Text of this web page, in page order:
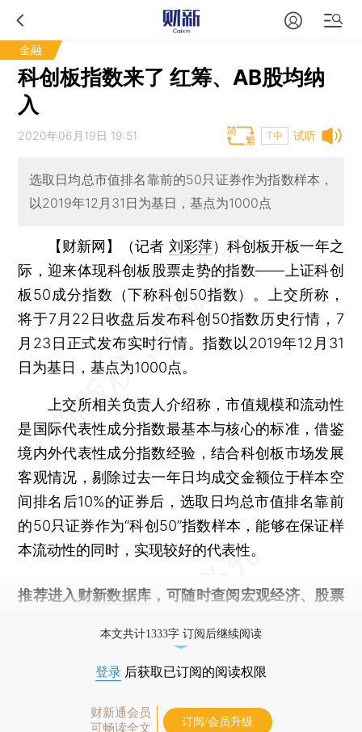
金融
科创板指数来了 红筹、AB股均纳
入
试听
2020年06月19日 19:51 T中
选取日均总市值排名靠前的50只证券作为指数样本，
以2019年12月31日为基日，基点为1000点
【财新网】（记者 刘彩萍） 科创板开板一年之
际，迎来体现科创板股票走势的指数——上证科创
板50成分指数（下称科创50指数）。上交所称，
将于7月22日收盘后发布科创50指数历史行情，7
月23日正式发布实时行情。指数以2019年12月31
日为基日，基点为1000点。
上交所相关负责人介绍称，市值规模和流动性
是国际代表性成分指数最基本与核心的标准，借鉴
境内外代表性成分指数经验，结合科创板市场发展
客观情况，剔除过去一年日均成交金额位于样本空
间排名后10%的证券后，选取日均总市值排名靠前
的50只证券作为“科创50”指数样本，能够在保证样
本流动性的同时，实现较好的代表性。
推荐进入 财新数据库 ，可随时查阅宏观经济、股票
本文共计1333字 订阅后继续阅读
登录 后获取已订阅的阅读权限
财新通会员
可畅读全文
订阅/会员升级